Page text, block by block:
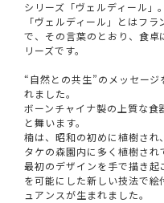
シリーズ「ヴェルディール」。
「ヴェルディール」とはフ
で、その言葉のとおり、食卓
リーズです。
“自然との共生”のメッセー
れました。
ボーンチャイナ製の上質な食
と舞います。
楠は、昭和の初めに植樹され
タケの森園内に多く植樹され
最初のデザインを手で描き
を可能にした新しい技法で
ュアンスが生まれました。